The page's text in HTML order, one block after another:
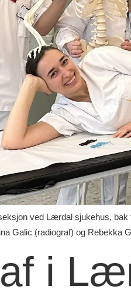
ved Lærdal sjukehus,
Galic (radiograf) og Rebekka
i